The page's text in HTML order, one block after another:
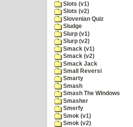
Slots (v1)
Slots (v2)
Slovenian Quiz
Sludge
Slurp (v1)
Slurp (v2)
Smack (v1)
Smack (v2)
Smack Jack
Small Reversi
Smarty
Smash
Smash The Windows
Smasher
Smerfy
Smok (v1)
Smok (v2)